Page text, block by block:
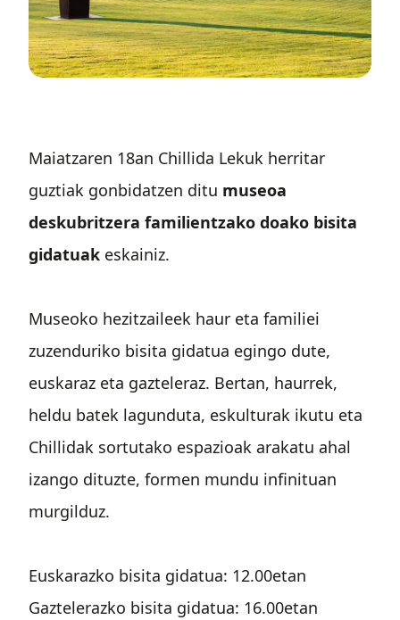
Maiatzaren 18an Chillida Lekuk herritar
guztiak gonbidatzen ditu museoa
deskubritzera familientzako doako bisita
gidatuak eskainiz.
Museoko hezitzaileek haur eta familiei
zuzenduriko bisita gidatua egingo dute,
euskaraz eta gazteleraz. Bertan, haurrek,
heldu batek lagunduta, eskulturak ikutu eta
Chillidak sortutako espazioak arakatu ahal
izango dituzte, formen mundu infinituan
murgilduz.
Euskarazko bisita gidatua: 12.00etan
Gaztelerazko bisita gidatua: 16.00etan